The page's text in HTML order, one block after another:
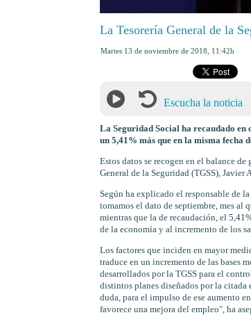
La Tesorería General de la
martes 13 de noviembre de 2018 11:42h
Escucha la noticia
La Seguridad Social ha recaudado en
un 5,41% más que en la misma fecha
Estos datos se recogen en el balance
General de la Seguridad (TGSS), Javier
Según ha explicado el responsable de
tomamos el dato de septiembre, mes al
mientras que la de recaudación, el
de la economía y al incremento de los
Los factores que inciden en mayor
traduce en un incremento de las bases
desarrollados por la TGSS para el
distintos planes diseñados por la
duda, para el impulso de ese aumento
favorece una mejora del empleo", ha